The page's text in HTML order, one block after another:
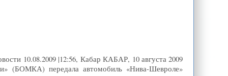
10.08.2009 |12:56, Кабар КАБАР, 10 августа 2009
(БОМКА) передала автомобиль «Нива-Шевроле»